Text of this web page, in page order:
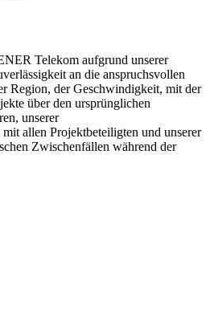
Telekom aufgrund unserer
an die anspruchsvollen
Region, der Geschwindigkeit, mit der
über den ursprünglichen
unserer
allen Projektbeteiligten und unserer
Zwischenfällen während der